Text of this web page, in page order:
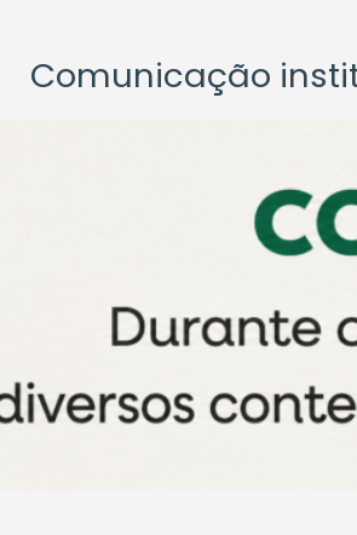
Comunicação